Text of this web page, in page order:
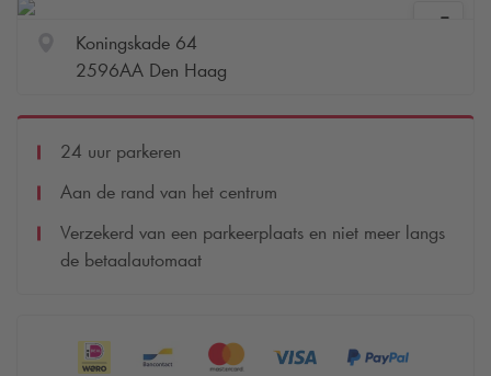
Koningskade 64
2596AA Den Haag
24 uur parkeren
Aan de rand van het centrum
Verzekerd van een parkeerplaats en niet meer langs
de betaalautomaat